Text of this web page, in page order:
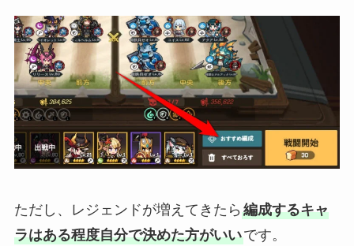
ただし、レジェンドが増えてきたら 編成するキャ
ラはある程度自分で決めた方がいいです。